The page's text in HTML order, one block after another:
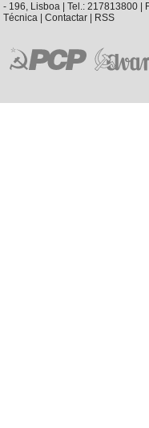
- 196, Lisboa | Tel.: 217813800 |
Técnica |Contactar RSS